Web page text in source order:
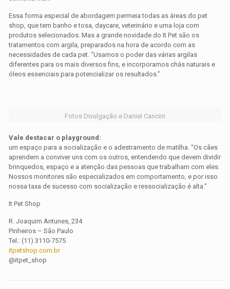
Essa forma especial de abordagem permeia todas as áreas do pet
shop, que tem banho e tosa, daycare, veterinário e uma loja com
produtos selecionados. Mas a grande novidade do It Pet são os
tratamentos com argila, preparados na hora de acordo com as
necessidades de cada pet. “Usamos o poder das várias argilas
diferentes para os mais diversos fins, e incorporamos chás naturais e
óleos essenciais para potencializar os resultados.”
Fotos Divulgação e Daniel Cancini
Vale destacar o playground:
um espaço para a socialização e o adestramento de matilha. “Os cães
aprendem a conviver uns com os outros, entendendo que devem dividir
brinquedos, espaço e a atenção das pessoas que trabalham com eles.
Nossos monitores são especializados em comportamento, e por isso
nossa taxa de sucesso com socialização e ressocialização é alta.”
It Pet Shop
R. Joaquim Antunes, 234
Pinheiros – São Paulo
Tel.: (11) 3110-7575
itpetshop.com.br
@itpet_shop